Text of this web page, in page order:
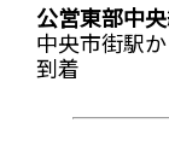
公営東部中
中央市街駅
到着